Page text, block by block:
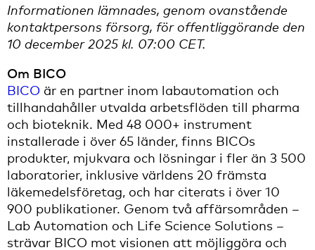
Informationen lämnades, genom ovanstående
kontaktpersons försorg, för offentliggörande den
10 december 2025 kl. 07:00 CET.
Om BICO
BICO är en partner inom labautomation och
tillhandahåller utvalda arbetsflöden till pharma
och bioteknik. Med 48 000+ instrument
installerade i över 65 länder, finns BICOs
produkter, mjukvara och lösningar i fler än 3 500
laboratorier, inklusive världens 20 främsta
läkemedelsföretag, och har citerats i över 10
900 publikationer. Genom två affärsområden –
Lab Automation och Life Science Solutions –
strävar BICO mot visionen att möjliggöra och